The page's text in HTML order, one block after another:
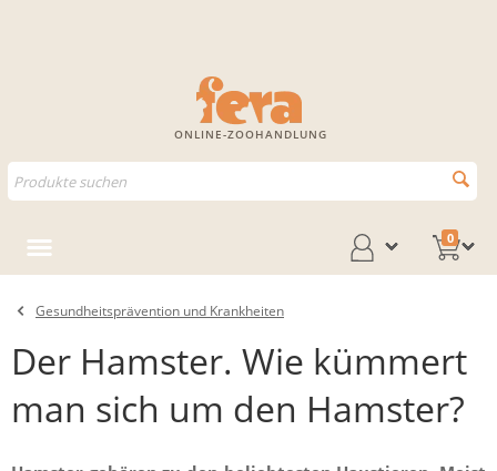
ONLINE-ZOOHANDLUNG
0
Gesundheitsprävention und Krankheiten
Der Hamster. Wie kümmert
man sich um den Hamster?